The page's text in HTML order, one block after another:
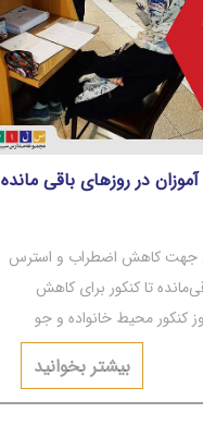
در روزهای باقی مانده
جهت کاهش اضطراب و استرس
دانش‌آموزان در روزهای باقی‌مانده تا کنکور برای کاهش
کنکور محیط خانواده و جو
از تنش‌های عاطفی و مشاجره
بیشتر بخوانید